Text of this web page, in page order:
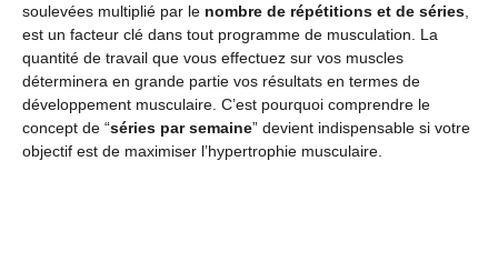
soulevées multiplié par le nombre de répétitions et de séries
est un facteur clé dans tout programme de musculation. La
quantité de travail que vous effectuez sur vos muscles
déterminera en grande partie vos résultats en termes de
développement musculaire. C’est pourquoi comprendre le
concept de “séries par semaine” devient indispensable si votre
objectif est de maximiser l’hypertrophie musculaire.